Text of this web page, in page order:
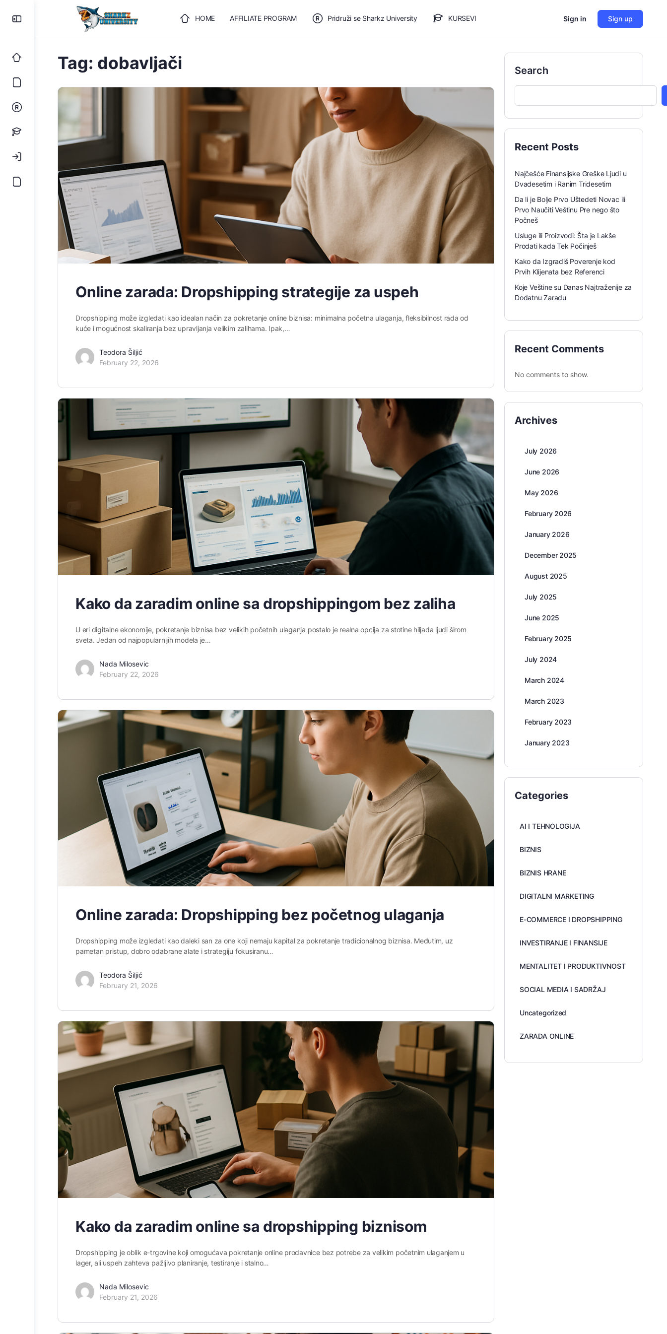
HOME AFFILIATE PROGRAM Pridruži se Sharkz University KURSEVI Sign in Sign up
Tag: dobavljači
Online zarada: Dropshipping strategije za uspeh
Dropshipping može izgledati kao idealan način za pokretanje online biznisa: minimalna početna ulaganja, fleksibilnost rada od
kuće i mogućnost skaliranja bez upravljanja velikim zalihama. Ipak,…
Teodora Šiljić
February 22, 2026
Kako da zaradim online sa dropshippingom bez zaliha
U eri digitalne ekonomije, pokretanje biznisa bez velikih početnih ulaganja postalo je realna opcija za stotine hiljada ljudi širom
sveta. Jedan od najpopularnijih modela je…
Nada Milosevic
February 22, 2026
Online zarada: Dropshipping bez početnog ulaganja
Dropshipping može izgledati kao daleki san za one koji nemaju kapital za pokretanje tradicionalnog biznisa. Međutim, uz
pametan pristup, dobro odabrane alate i strategiju fokusiranu…
Teodora Šiljić
February 21, 2026
Kako da zaradim online sa dropshipping biznisom
Dropshipping je oblik e-trgovine koji omogućava pokretanje online prodavnice bez potrebe za velikim početnim ulaganjem u
lager, ali uspeh zahteva pažljivo planiranje, testiranje i stalno…
Nada Milosevic
February 21, 2026
Search
Recent Posts
Najčešće Finansijske Greške Ljudi u
Dvadesetim i Ranim Tridesetim
Da li je Bolje Prvo Uštedeti Novac ili
Prvo Naučiti Veštinu Pre nego što
Počneš
Usluge ili Proizvodi: Šta je Lakše
Prodati kada Tek Počinješ
Kako da Izgradiš Poverenje kod
Prvih Klijenata bez Referenci
Koje Veštine su Danas Najtraženije za
Dodatnu Zaradu
Recent Comments
No comments to show.
Archives
July 2026
June 2026
May 2026
February 2026
January 2026
December 2025
August 2025
July 2025
June 2025
February 2025
July 2024
March 2024
March 2023
February 2023
January 2023
Categories
AI I TEHNOLOGIJA
BIZNIS
BIZNIS HRANE
DIGITALNI MARKETING
E-COMMERCE I DROPSHIPPING
INVESTIRANJE I FINANSIJE
MENTALITET I PRODUKTIVNOST
SOCIAL MEDIA I SADRŽAJ
Uncategorized
ZARADA ONLINE